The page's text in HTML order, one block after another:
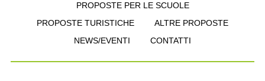
PROPOSTE PER LE SCUOLE
PROPOSTE TURISTICHE
ALTRE PROPOSTE
NEWS/EVENTI
CONTATTI